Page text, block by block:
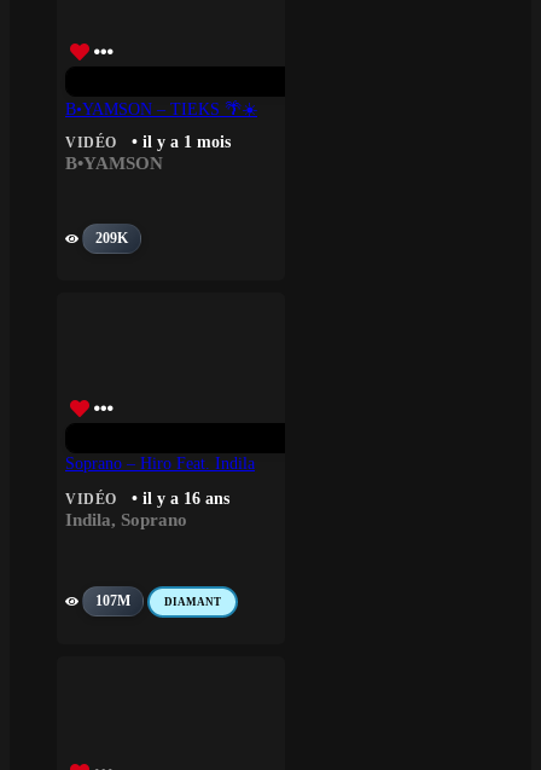
B•YAMSON – TIEKS 🌴☀️
VIDÉO • il y a 1 mois
B•YAMSON
209K
Soprano – Hiro Feat. Indila
VIDÉO • il y a 16 ans
Indila, Soprano
107M DIAMANT